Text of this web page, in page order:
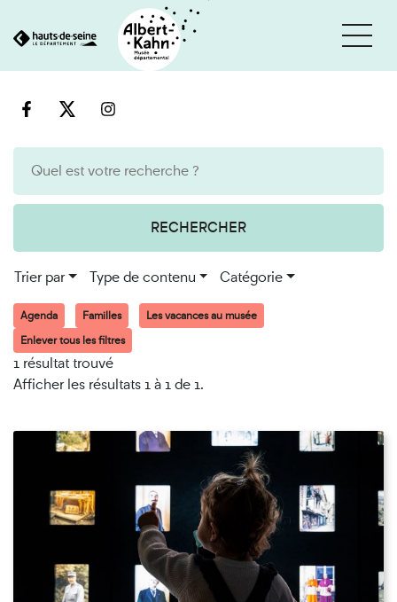
au
RECHERCHER
Trier par Type de contenu Catégorie
Agenda Familles
Les vacances au musée
Enlever tous les filtres
1 résultat trouvé
Afficher les résultats 1 à 1 de 1.
Cookies et traceurs utilisés sur ce site